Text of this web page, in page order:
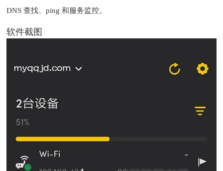
DNS 查找、ping 和服务监控。
软件截图